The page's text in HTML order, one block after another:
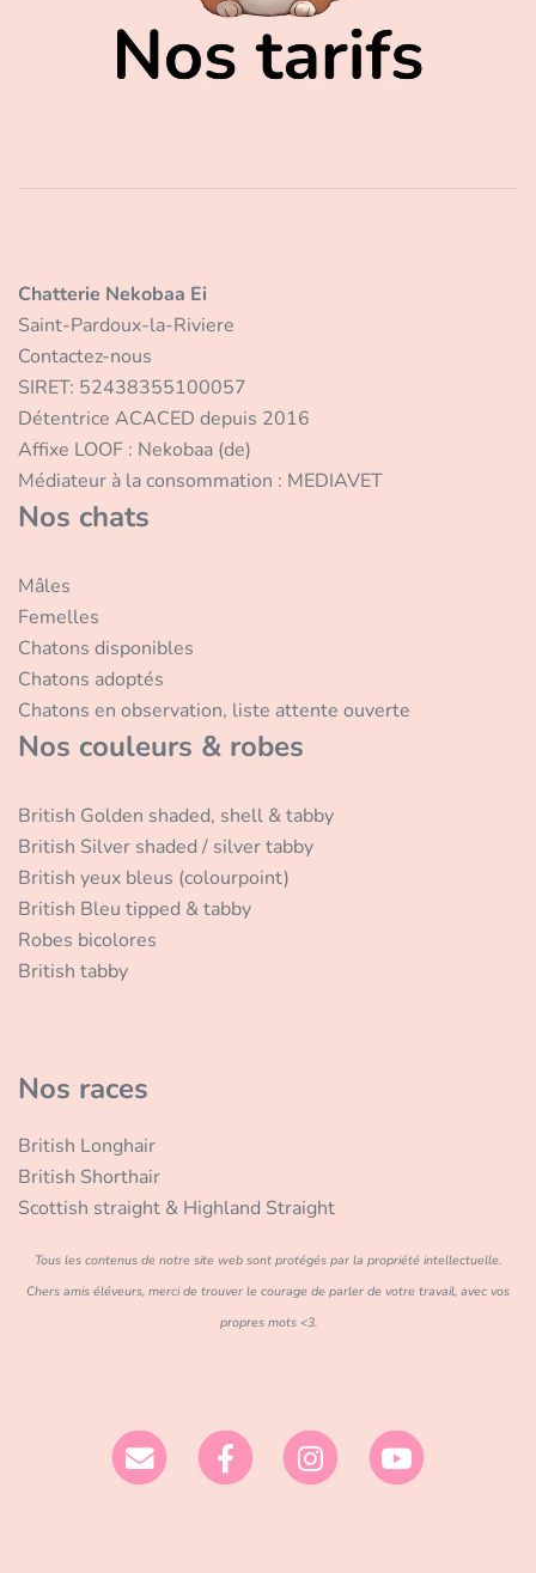
Chatterie Nekobaa Ei
Saint-Pardoux-la-Riviere
Contactez-nous
SIRET: 52438355100057
Détentrice ACACED depuis 2016
Affixe LOOF : Nekobaa (de)
Médiateur à la consommation : MEDIAVET
Nos chats
Mâles
Femelles
Chatons disponibles
Chatons adoptés
Chatons en observation, liste attente ouverte
Nos couleurs & robes
British Golden shaded, shell & tabby
British Silver shaded / silver tabby
British yeux bleus (colourpoint)
British Bleu tipped & tabby
Robes bicolores
British tabby
Nos races
British Longhair
British Shorthair
Scottish straight & Highland Straight
Tous les contenus de notre site web sont protégés par la propriété intellectuelle.
Chers amis éléveurs, merci de trouver le courage de parler de votre travail, avec vos
propres mots <3.